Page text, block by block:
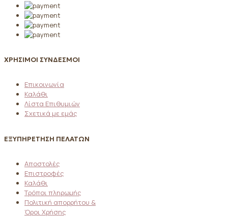
ΧΡΗΣΙΜΟΙ ΣΥΝΔΕΣΜΟΙ
Επικοινωνία
Καλάθι
Λίστα Επιθυμιών
Σχετικά με εμάς
ΕΞΥΠΗΡΕΤΗΣΗ ΠΕΛΑΤΩΝ
Αποστολές
Επιστροφές
Καλάθι
Τρόποι πληρωμής
Πολιτική απορρήτου &
Όροι Χρήσης